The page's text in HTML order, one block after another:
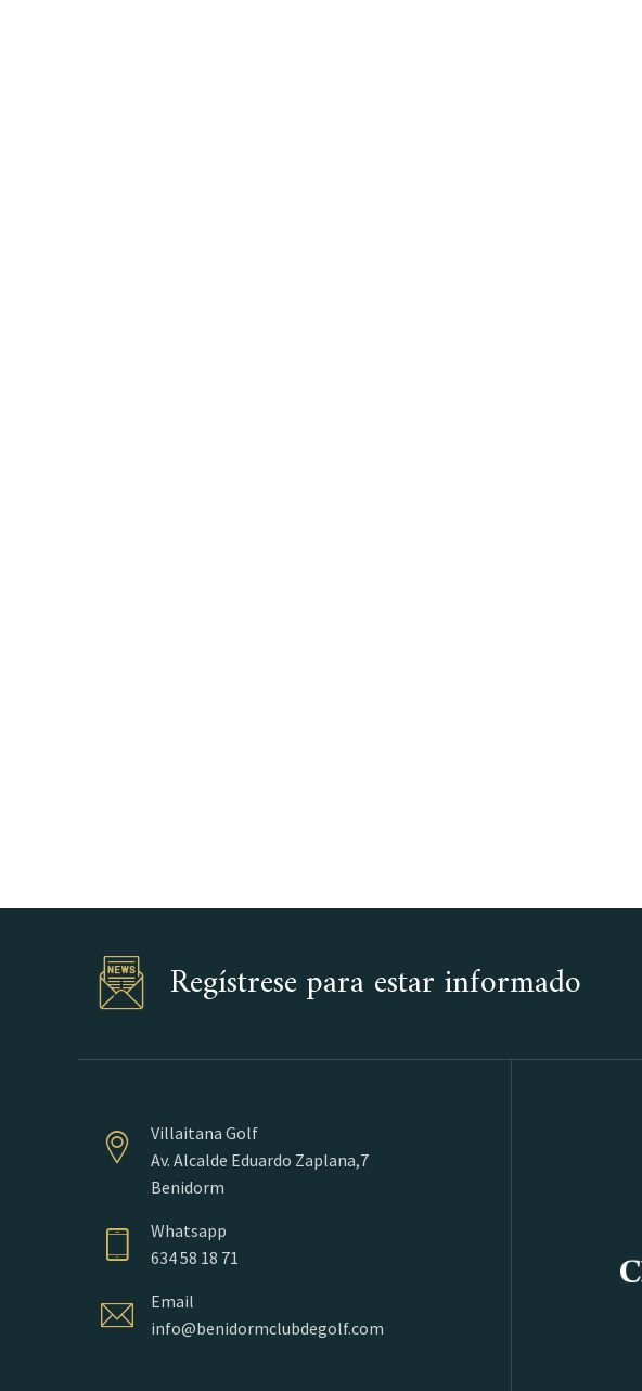
Regístrese para estar informado
Villaitana Golf
Av. Alcalde Eduardo Zaplana,7
Benidorm
Whatsapp
634 58 18 71
Email
info@benidormclubdegolf.com